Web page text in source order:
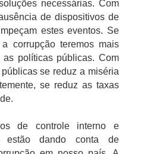
necessárias. Com
de dispositivos de
estes eventos. Se
a corrupção teremos mais
as políticas públicas. Com
se reduz a miséria
se reduz as taxas
de controle interno e
estão dando conta de